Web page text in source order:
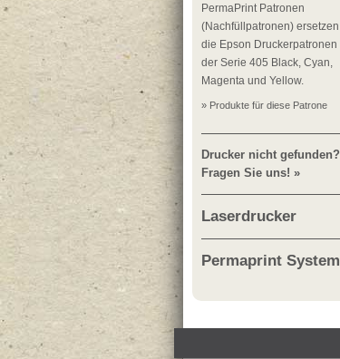
PermaPrint Patronen
(Nachfüllpatronen) ersetzen
die Epson Druckerpatronen
der Serie 405 Black, Cyan,
Magenta und Yellow.
» Produkte für diese Patrone
Drucker nicht gefunden?
Fragen Sie uns! »
Laserdrucker
Permaprint System